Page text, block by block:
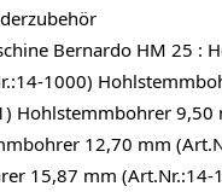
Bernardo HM 25 :
1000)
Hohlstemmbohrer 9,50
12,70 mm
15,87 mm (Art.Nr.:14-